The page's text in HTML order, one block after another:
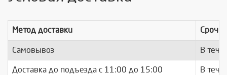
Метод доставки
Самовывоз В
Доставка до подъезда c 11:00 до 15:00 В